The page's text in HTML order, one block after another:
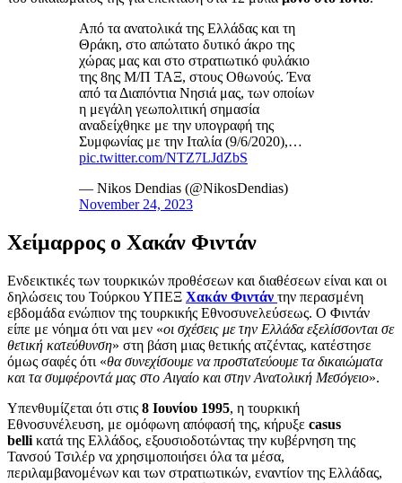
Από τα ανατολικά της Ελλάδας και τη
Θράκη, στο απώτατο δυτικό άκρο της
χώρας μας και στο στρατιωτικό φυλάκιο
της 8ης Μ/Π ΤΑΞ, στους Οθωνούς. Ένα
από τα Διαπόντια Νησιά μας, των οποίων
η μεγάλη γεωπολιτική σημασία
αναδείχθηκε με την υπογραφή της
Συμφωνίας με την Ιταλία (9/6/2020),…
pic.twitter.com/NTZ7LJdZbS
— Nikos Dendias (@NikosDendias)
November 24, 2023
Χείμαρρος ο Χακάν Φιντάν
Ενδεικτικές των τουρκικών προθέσεων και διαθέσεων είναι και οι
δηλώσεις του Τούρκου ΥΠΕΞ Χακάν Φιντάν την περασμένη
εβδομάδα ενώπιον της τουρκικής Εθνοσυνελεύσεως. Ο Φιντάν
είπε με νόημα ότι ναι μεν «οι σχέσεις με την Ελλάδα εξελίσσονται σε
θετική κατεύθυνση» στη βάση μιας θετικής ατζέντας, κατέστησε
όμως σαφές ότι «θα συνεχίσουμε να προστατεύουμε τα δικαιώματα
και τα συμφέροντά μας στο Αιγαίο και στην Ανατολική Μεσόγειο».
Υπενθυμίζεται ότι στις 8 Ιουνίου 1995, η τουρκική
Εθνοσυνέλευση, με ομόφωνη απόφασή της, κήρυξε casus
belli κατά της Ελλάδος, εξουσιοδοτώντας την κυβέρνηση της
Τανσού Τσιλέρ να χρησιμοποιήσει όλα τα μέσα,
περιλαμβανομένων και των στρατιωτικών, εναντίον της Ελλάδας,